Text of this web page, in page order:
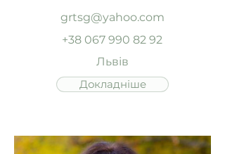
grtsg@yahoo.com
+38 067 990 82 92
Львів
Докладніше